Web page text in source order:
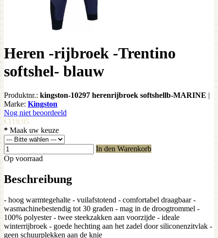
Heren -rijbroek -Trentino
softshel- blauw
Produktnr.: kingston-10297 herenrijbroek softshellb-MARINE |
Marke: Kingston
Nog niet beoordeeld
€119,95
* Maak uw keuze
In den Warenkorb
Op voorraad
Beschreibung
- hoog warmtegehalte - vuilafstotend - comfortabel draagbaar -
wasmachinebestendig tot 30 graden - mag in de droogtrommel -
100% polyester - twee steekzakken aan voorzijde - ideale
winterrijbroek - goede hechting aan het zadel door siliconenzitvlak -
geen schuurplekken aan de knie